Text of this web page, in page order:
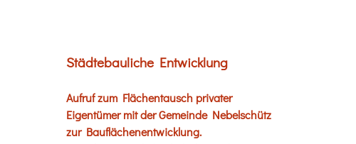
Städtebauliche Entwicklung
Aufruf zum Flächentausch privater
Eigentümer mit der Gemeinde Nebelschütz
zur Bauflächenentwicklung.